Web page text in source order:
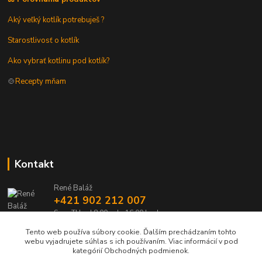
Aký veľký kotlík potrebuješ ?
Starostlivosť o kotlík
Ako vybrať kotlinu pod kotlík?
🍲Recepty mňam
Kontakt
René Baláž
+421 902 212 007
Sme TU od 8:00 - do 16:00 hod
info@kotlik.sk
Tento web používa súbory cookie. Ďalším prechádzaním tohto
webu vyjadrujete súhlas s ich používaním. Viac informácií v pod
kategórií Obchodných podmienok.